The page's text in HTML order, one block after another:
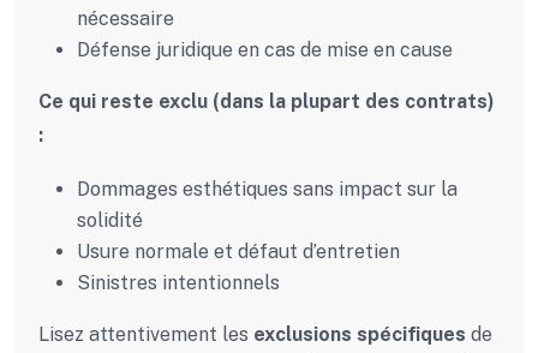
nécessaire
Défense juridique en cas de mise en cause
Ce qui reste exclu (dans la plupart des contrats)
:
Dommages esthétiques sans impact sur la
solidité
Usure normale et défaut d’entretien
Sinistres intentionnels
Lisez attentivement les exclusions spécifiques de